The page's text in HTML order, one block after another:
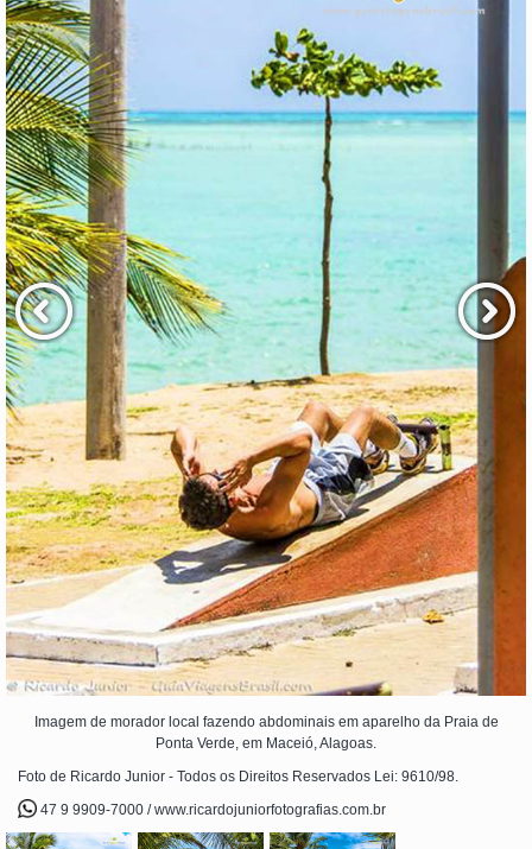
Imagem de morador local fazendo abdominais em aparelho da Praia de
Ponta Verde, em Maceió, Alagoas.
Foto de Ricardo Junior - Todos os Direitos Reservados Lei: 9610/98.
47 9 9909-7000 / www.ricardojuniorfotografias.com.br